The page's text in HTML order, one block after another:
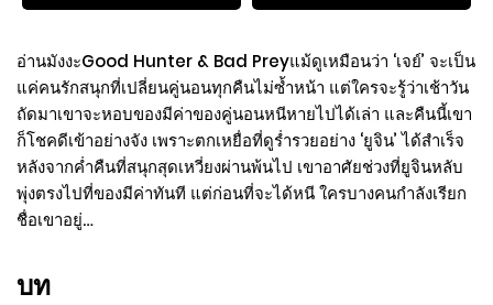
อ่านมังงะGood Hunter & Bad Preyแม้ดูเหมือนว่า ‘เจย์’ จะเป็น
แค่คนรักสนุกที่เปลี่ยนคู่นอนทุกคืนไม่ซ้ำหน้า แต่ใครจะรู้ว่าเช้าวัน
ถัดมาเขาจะหอบของมีค่าของคู่นอนหนีหายไปได้เล่า และคืนนี้เขา
ก็โชคดีเข้าอย่างจัง เพราะตกเหยื่อที่ดูร่ำรวยอย่าง ‘ยูจิน’ ได้สำเร็จ
หลังจากค่ำคืนที่สนุกสุดเหวี่ยงผ่านพ้นไป เขาอาศัยช่วงที่ยูจินหลับ
พุ่งตรงไปที่ของมีค่าทันที แต่ก่อนที่จะได้หนี ใครบางคนกำลังเรียก
ชื่อเขาอยู่…
บท